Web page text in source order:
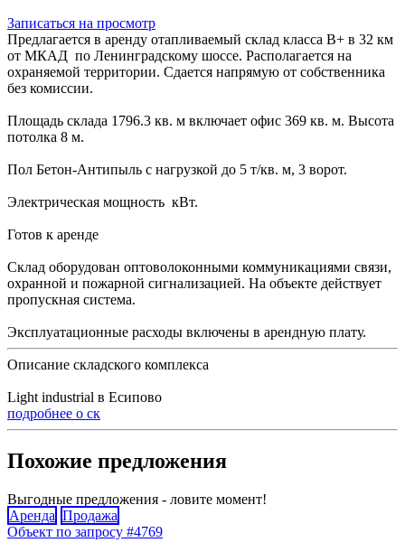
Записаться на просмотр
Предлагается в аренду отапливаемый склад класса B+ в 32 км
от МКАД по Ленинградскому шоссе. Располагается на
охраняемой территории. Сдается напрямую от собственника
без комиссии.
Площадь склада 1796.3 кв. м включает офис 369 кв. м. Высота
потолка 8 м.
Пол Бетон-Антипыль с нагрузкой до 5 т/кв. м, 3 ворот.
Электрическая мощность кВт.
Готов к аренде
Склад оборудован оптоволоконными коммуникациями связи,
охранной и пожарной сигнализацией. На объекте действует
пропускная система.
Эксплуатационные расходы включены в арендную плату.
Описание складского комплекса
Light industrial в Есипово
подробнее о ск
Похожие предложения
Выгодные предложения - ловите момент!
Аренда Продажа
Объект по запросу #4769